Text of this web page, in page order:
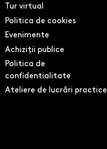
Tur virtual
Politica de cookies
Evenimente
Achiziții publice
Politica de
confidentialitate
Ateliere de lucrări practice